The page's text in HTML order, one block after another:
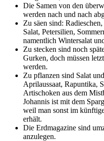
Die Samen von den
werden nach und nach
Zu säen sind:
Salat, Petersilien,
namentlich Wintersalat
Zu stecken sind noch
Gurken, doch müssen
werden.
Zu pflanzen sind Salat
Aprilaussaat, Rapuntika,
Artischoken aus dem
Johannis ist mit dem
weil man sonst im
erhält.
Die Erdmagazine sind
anzulegen.